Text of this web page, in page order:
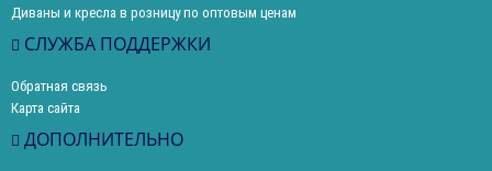
Диваны и кресла в розницу по оптовым ценам
СЛУЖБА ПОДДЕРЖКИ
Обратная связь
Карта сайта
ДОПОЛНИТЕЛЬНО